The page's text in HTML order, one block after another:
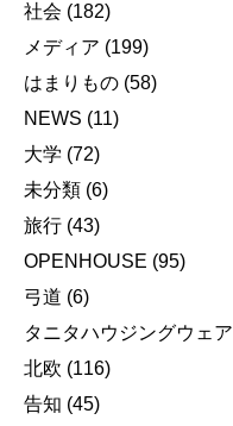
社会 (182)
メディア (199)
はまりもの (58)
NEWS (11)
大学 (72)
未分類 (6)
旅行 (43)
OPENHOUSE (95)
弓道 (6)
タニタハウジングウェア
北欧 (116)
告知 (45)